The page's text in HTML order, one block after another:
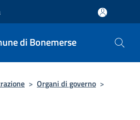
di Bonemerse
> Organi di governo >